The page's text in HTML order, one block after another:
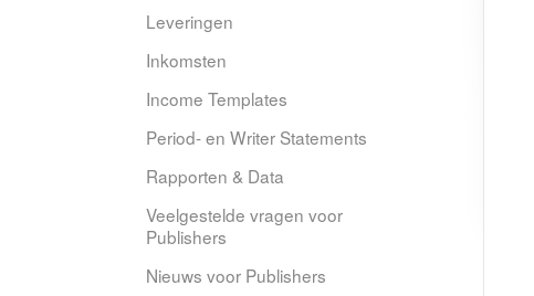
Leveringen
Inkomsten
Income Templates
Period- en Writer Statements
Rapporten & Data
Veelgestelde vragen voor
Publishers
Nieuws voor Publishers